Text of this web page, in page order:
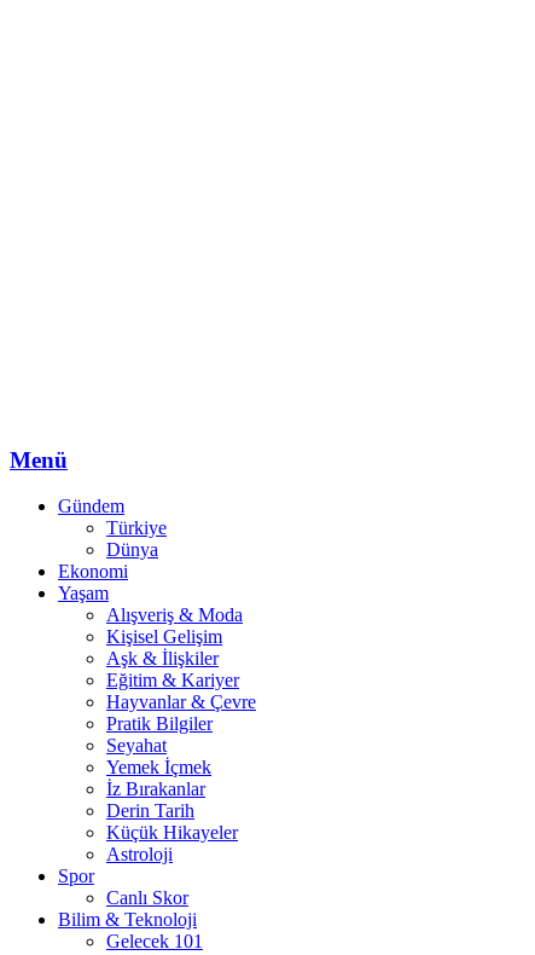
Menü
Gündem
Türkiye
Dünya
Ekonomi
Yaşam
Alışveriş & Moda
Kişisel Gelişim
Aşk & İlişkiler
Eğitim & Kariyer
Hayvanlar & Çevre
Pratik Bilgiler
Seyahat
Yemek İçmek
İz Bırakanlar
Derin Tarih
Küçük Hikayeler
Astroloji
Spor
Canlı Skor
Bilim & Teknoloji
Gelecek 101